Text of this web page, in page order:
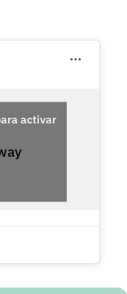
activar